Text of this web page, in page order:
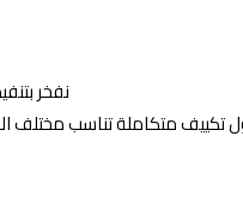
نفخر
تكييف متكاملة تناسب مختلف